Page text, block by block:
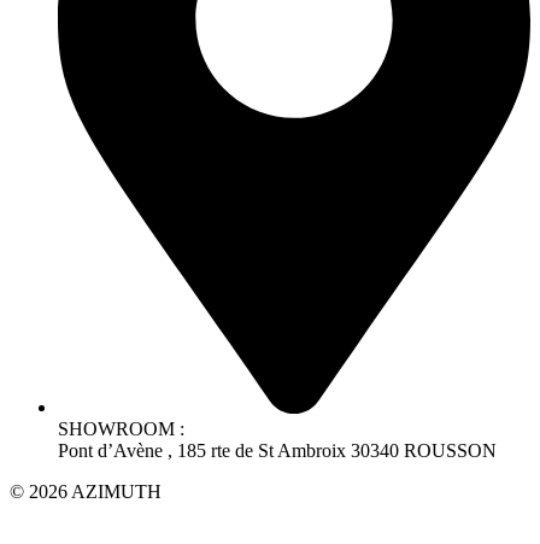
SHOWROOM :
Pont d’Avène , 185 rte de St Ambroix 30340 ROUSSON
© 2026 AZIMUTH